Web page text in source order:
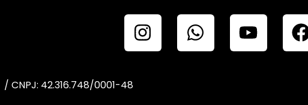
/ CNPJ: 42.316.748/0001-48